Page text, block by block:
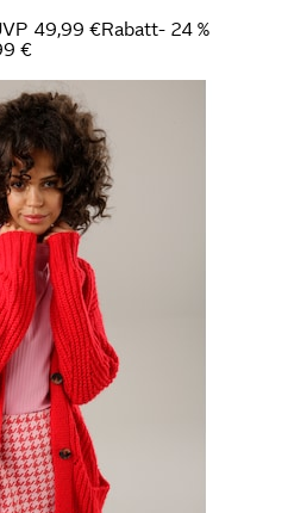
49,99 €Rabatt- 24 %
€